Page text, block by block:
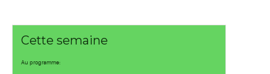
Cette semaine
Au programme: